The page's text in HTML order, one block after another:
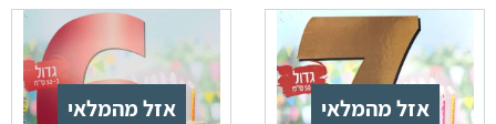
אזל מהמלאי אזל מהמלאי